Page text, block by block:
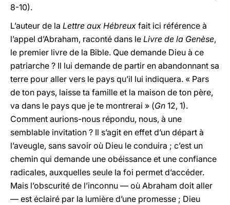
8-10).
L’auteur de la Lettre aux Hébreux fait ici référence à
l’appel d’Abraham, raconté dans le Livre de la Genèse,
le premier livre de la Bible. Que demande Dieu à ce
patriarche ? Il lui demande de partir en abandonnant sa
terre pour aller vers le pays qu’il lui indiquera. « Pars
de ton pays, laisse ta famille et la maison de ton père,
va dans le pays que je te montrerai » (Gn 12, 1).
Comment aurions-nous répondu, nous, à une
semblable invitation ? Il s’agit en effet d’un départ à
l’aveugle, sans savoir où Dieu le conduira ; c’est un
chemin qui demande une obéissance et une confiance
radicales, auxquelles seule la foi permet d’accéder.
Mais l’obscurité de l’inconnu — où Abraham doit aller
— est éclairé par la lumière d’une promesse ; Dieu